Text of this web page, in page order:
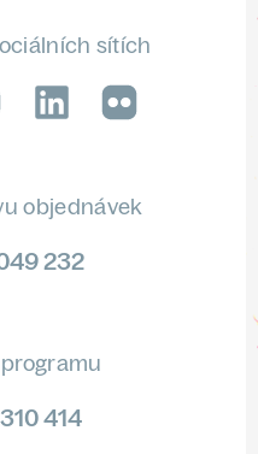
sítích
LinkedIn
flickr
objednávek
232
414